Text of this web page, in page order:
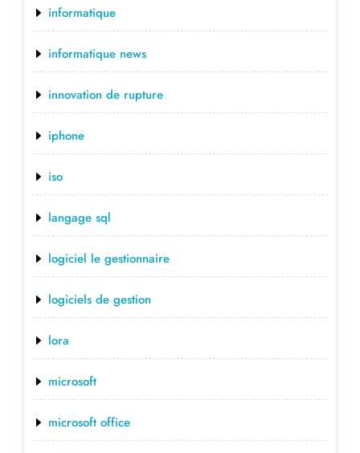
informatique
informatique news
innovation de rupture
iphone
iso
langage sql
logiciel le gestionnaire
logiciels de gestion
lora
microsoft
microsoft office